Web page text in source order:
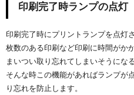
印刷完了時ランプの点灯
印刷完了時にプリントランプを点灯
枚数のある印刷など印刷に時間がか
まいつい取り忘れてしまいそうにな
そんな時この機能があればランプが
り忘れを防止します。